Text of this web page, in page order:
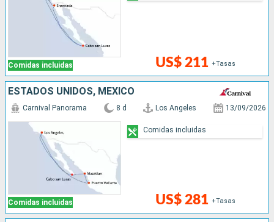
Comidas incluidas US$ 211 +Tasas
ESTADOS UNIDOS, MÉXICO
Comidas incluidas
Carnival Panorama 8 d Los Angeles 13/09/2026
US$ 281 +Tasas
Comidas incluidas